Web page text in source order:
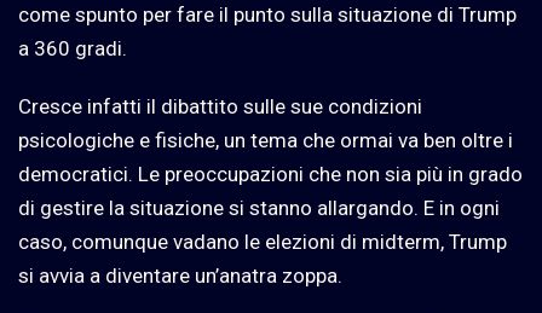
come spunto per fare il punto sulla situazione di Trump
a 360 gradi.
Cresce infatti il dibattito sulle sue condizioni
psicologiche e fisiche, un tema che ormai va ben oltre i
democratici. Le preoccupazioni che non sia più in grado
di gestire la situazione si stanno allargando. E in ogni
caso, comunque vadano le elezioni di midterm, Trump
si avvia a diventare un’anatra zoppa.